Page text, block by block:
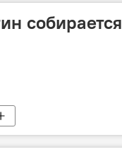
собирается